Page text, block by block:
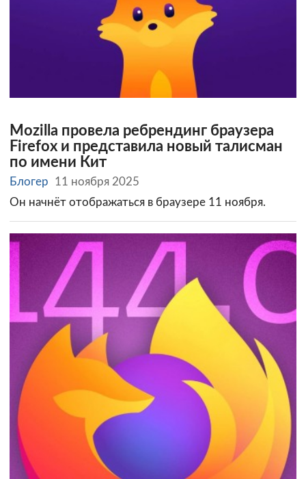
Mozilla провела ребрендинг браузера
Firefox и представила новый талисман
по имени Кит
Блогер
11 ноября 2025
Он начнёт отображаться в браузере 11 ноября.